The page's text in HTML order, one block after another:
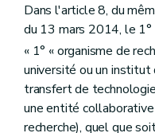
Dans l'article 8, du
du 13 mars 2014, le
« 1° « organisme de
université ou un institut
transfert de
une entité
recherche), quel que